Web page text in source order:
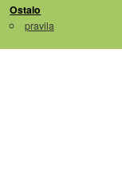
Ostalo
pravila